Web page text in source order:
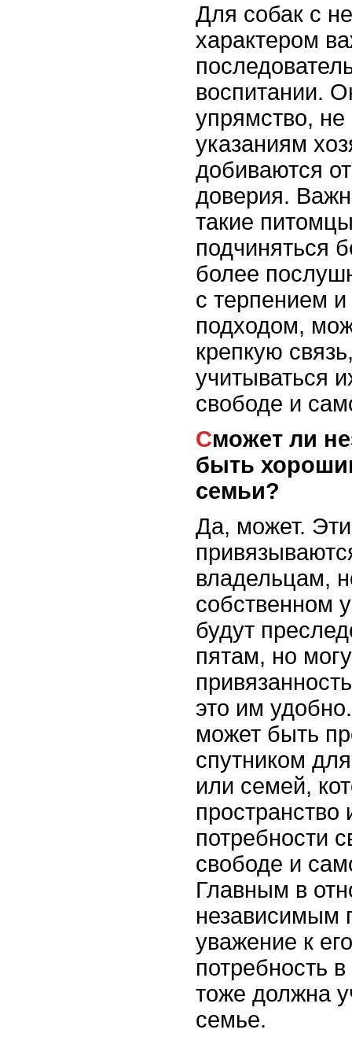
Для собак с
характером
воспитании.
упрямство, не
указаниям
добиваются
доверия.
такие
подчиняться
более
с терпением
подходом,
крепкую
учитываться
свободе и
Сможет ли независимая собака
быть
семьи?
Да, может.
владельцам,
собственном
будут
пятам, но
это им
может быть
спутником
или семей,
потребности
свободе и
Главным в
независимым
уважение к
потребность
тоже должна
семье.